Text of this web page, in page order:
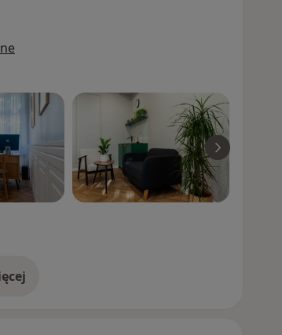
do godziny 12:00 w dniu
stałych pacjentów - jako
przed wizytą. W przypadku braku